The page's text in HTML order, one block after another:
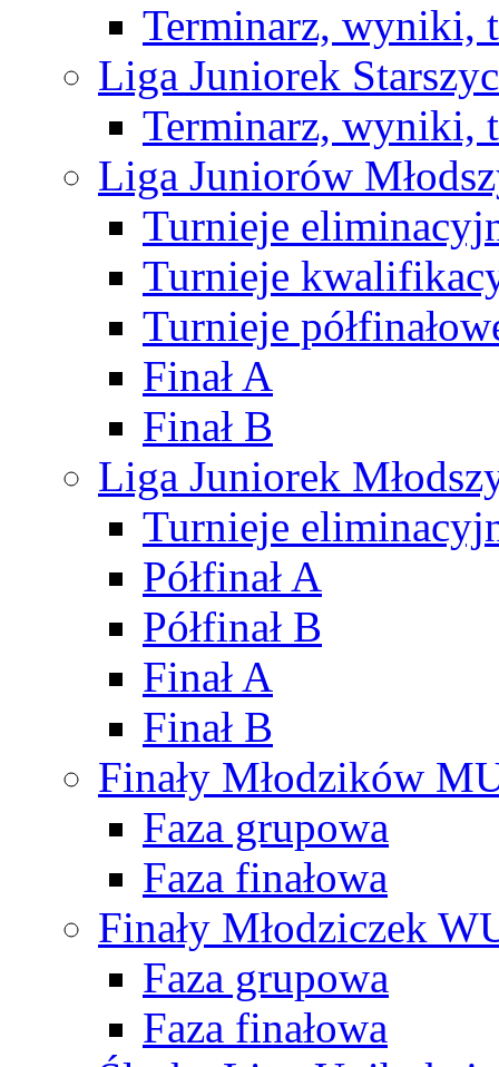
Terminarz, wyniki,
Liga Juniorek
Terminarz, wyniki,
Liga Juniorów
Turnieje
Turnieje
Turnieje
Finał A
Finał B
Liga Juniorek
Turnieje
Półfinał A
Półfinał B
Finał A
Finał B
Finały Młodzików
Faza grupowa
Faza finałowa
Finały Młodziczek
Faza grupowa
Faza finałowa